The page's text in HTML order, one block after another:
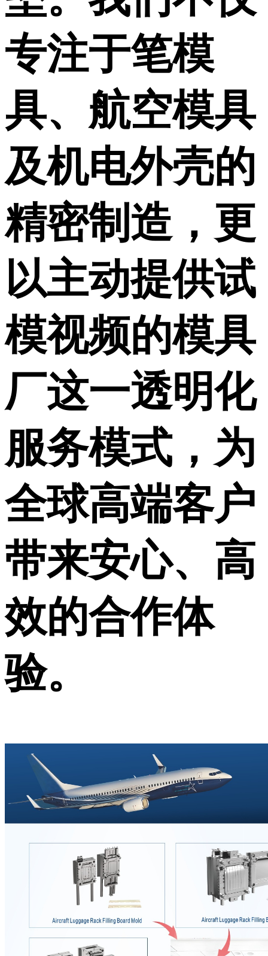
专注于笔模
具、航空模具
及机电外壳的
精密制造，更
以主动提供试
模视频的模具
厂这一透明化
服务模式，为
全球高端客户
带来安心、高
效的合作体
验。